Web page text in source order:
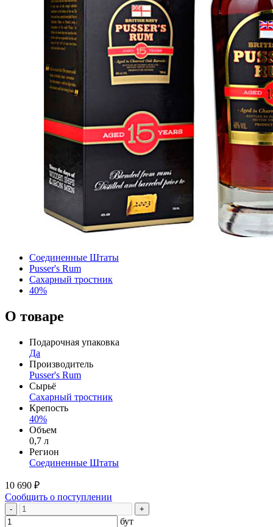
Соединенные Штаты
Pusser's Rum
Сахарный тростник
40%
О товаре
Подарочная упаковка
Да
Производитель
Pusser's Rum
Сырьё
Сахарный тростник
Крепость
40%
Объем
0,7 л
Регион
Соединенные Штаты
10 690 ₽
Сообщить о поступлении
- +
бут